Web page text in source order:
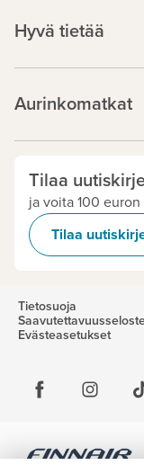
Hyvä tietää
Aurinkomatkat
Tilaa
ja voita 100
Tilaa
Tietosuoja
Evästeasetukset